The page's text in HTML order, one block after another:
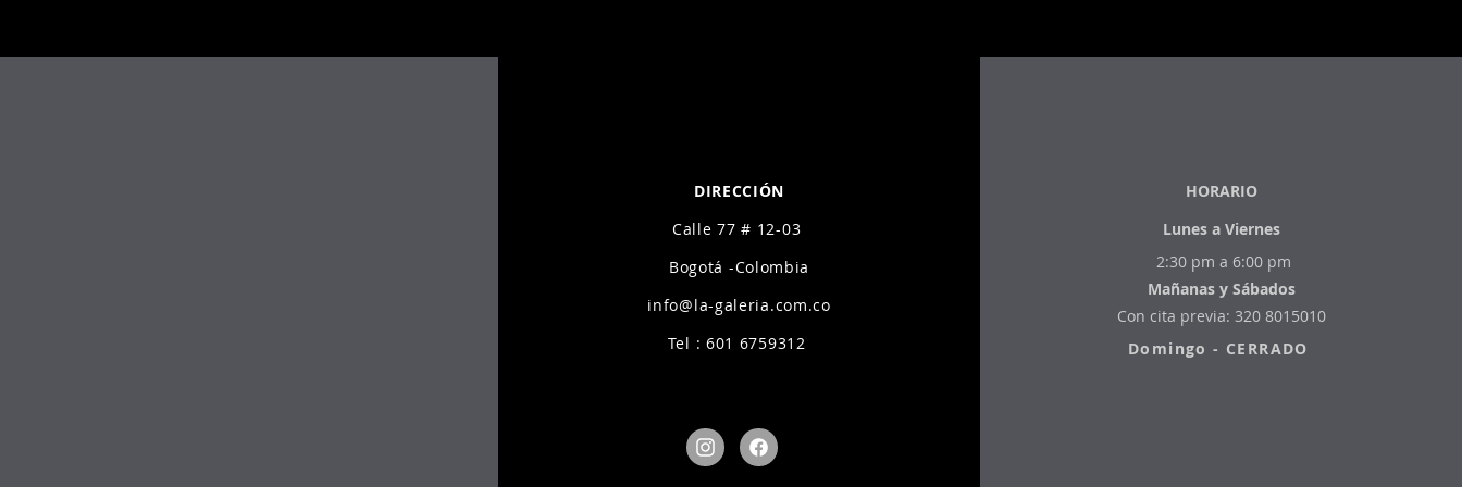
DIRECCIÓN
Calle 77 # 12-03
Bogotá -Colombia
info@la-galeria.com.co
Tel : 601 6759312
​HORARIO
Lunes a Viernes
2:30 pm a 6:00 pm
Mañanas y Sábados
Con cita previa: 320 8015010
Domingo - CERRADO